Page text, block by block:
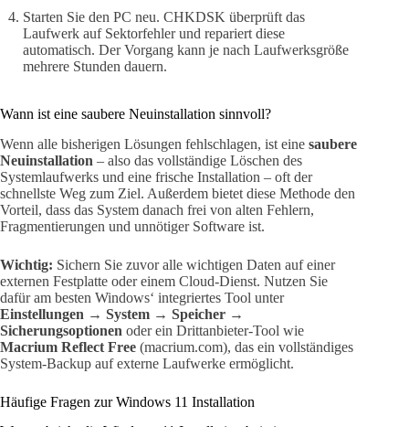
Starten Sie den PC neu. CHKDSK überprüft das
Laufwerk auf Sektorfehler und repariert diese
automatisch. Der Vorgang kann je nach Laufwerksgröße
mehrere Stunden dauern.
Wann ist eine saubere Neuinstallation sinnvoll?
Wenn alle bisherigen Lösungen fehlschlagen, ist eine saubere
Neuinstallation – also das vollständige Löschen des
Systemlaufwerks und eine frische Installation – oft der
schnellste Weg zum Ziel. Außerdem bietet diese Methode den
Vorteil, dass das System danach frei von alten Fehlern,
Fragmentierungen und unnötiger Software ist.
Wichtig: Sichern Sie zuvor alle wichtigen Daten auf einer
externen Festplatte oder einem Cloud-Dienst. Nutzen Sie
dafür am besten Windows‘ integriertes Tool unter
Einstellungen → System → Speicher →
Sicherungsoptionen oder ein Drittanbieter-Tool wie
Macrium Reflect Free (macrium.com), das ein vollständiges
System-Backup auf externe Laufwerke ermöglicht.
Häufige Fragen zur Windows 11 Installation